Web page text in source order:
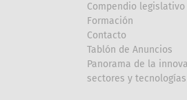
Compendio legislativo
Formación
Contacto
Tablón de Anuncios
Panorama de la
sectores y tecnologías